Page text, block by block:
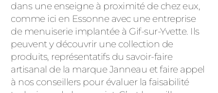
dans une enseigne à proximité de chez eux,
comme ici en Essonne avec une entreprise
de menuiserie implantée à Gif-sur-Yvette. Ils
peuvent y découvrir une collection de
produits, représentatifs du savoir-faire
artisanal de la marque Janneau et faire appel
à nos conseillers pour évaluer la faisabilité